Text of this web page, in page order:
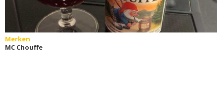
Merken
MC Chouffe